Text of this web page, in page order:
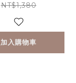
NT$1,380
加入購物車